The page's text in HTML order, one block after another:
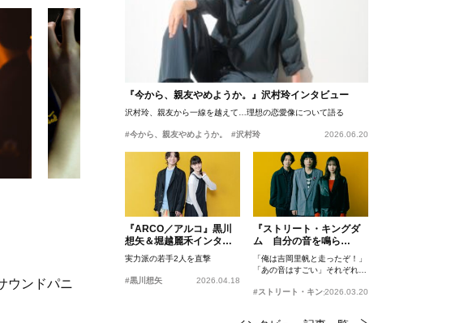
ウンドパニ
『今から、親友やめようか。』沢村玲インタビュー
沢村玲、親友から一線を越えて…理想の恋愛像について語る
#今から、親友やめようか。 #沢村玲 2026.06.20
『ARCO／アルコ』黒川
想矢＆堀越麗禾インタビ
ュー
実力派の若手2人を直撃
#黒川想矢 2026.04.18
『ストリート・キングダ
ム 自分の音を鳴ら
せ。』峯田和伸、若葉竜
也、吉岡里帆インタビュ
ー
「俺は吉岡里帆と走ったぞ！」
「あの音はすごい」それぞれの
#ストリート・キングダム 自分の音を鳴らせ。
2026.03.20